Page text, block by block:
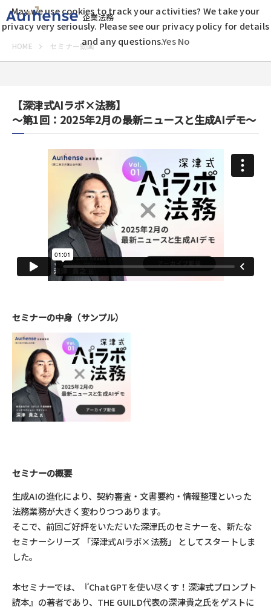
企業法務
HOME セミナー動画
【深津式AIラボ×法務】
～第1回：2025年2月の最新ニュースと生成AIデモ～
セミナーの中身（サンプル）
セミナーの概要
生成AIの進化により、契約審査・文書要約・情報整理といった
法務業務が大きく変わりつつあります。
そこで、前回ご好評をいただいた深津氏のセミナーを、新たな
セミナーシリーズ 「深津式AIラボ×法務」 としてスタートしま
した。
本セミナーでは、『ChatGPTを使い尽くす！深津式プロンプト
読本』の著者であり、THE GUILD代表の深津貴之氏をゲストに
May we use cookies to track your activities? We take your
privacy very seriously. Please see our privacy policy for details
and any questions.Yes No